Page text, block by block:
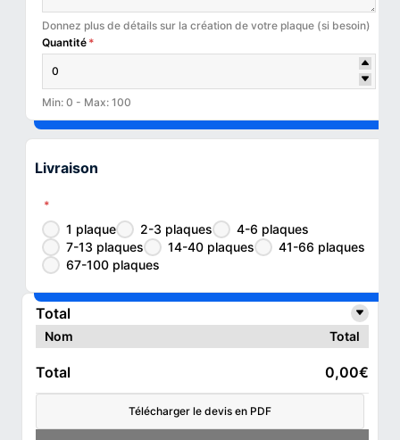
Donnez plus de détails sur la création de votre plaque (si besoin)
Quantité *
Min: 0 - Max: 100
Livraison
*
1 plaque 2-3 plaques
4-6 plaques
7-13 plaques
14-40 plaques
41-66 plaques
67-100 plaques
Total
Nom Total
Total 0,00€
Télécharger le devis en PDF